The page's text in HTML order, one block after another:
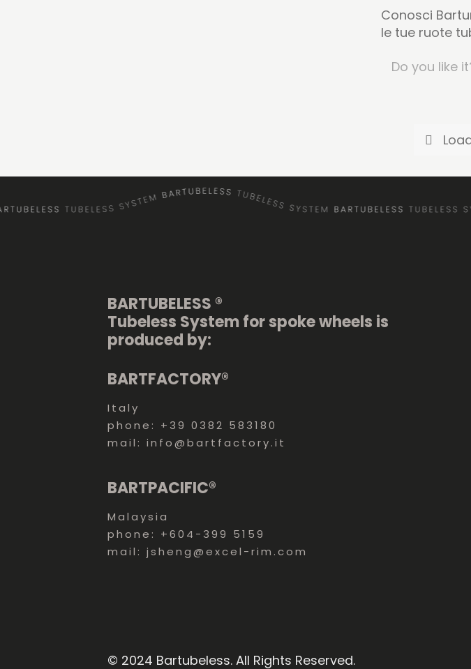
Conosci
le tue ruote
Do you like
BARTUBELESS ®
Tubeless System for spoke wheels is
produced by:
BARTFACTORY®
Italy
phone: +39 0382 583180
mail: info@bartfactory.it
BARTPACIFIC®
Malaysia
phone: +604-399 5159
mail: jsheng@excel-rim.com
© 2024 Bartubeless. All Rights Reserved.